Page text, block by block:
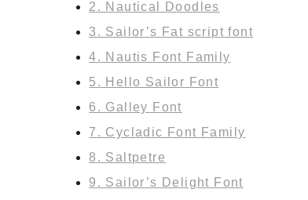
2. Nautical Doodles
3. Sailor’s Fat script font
4. Nautis Font Family
5. Hello Sailor Font
6. Galley Font
7. Cycladic Font Family
8. Saltpetre
9. Sailor’s Delight Font